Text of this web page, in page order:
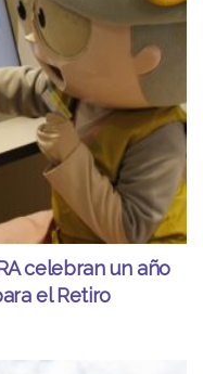
celebran un año
el Retiro